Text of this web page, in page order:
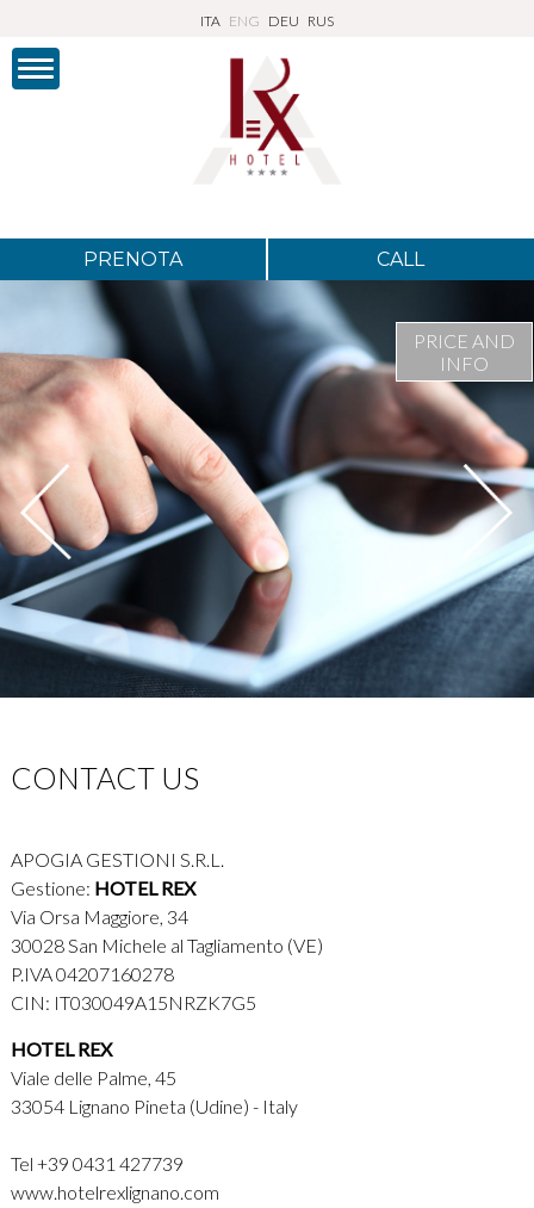
ITA ENG DEU RUS
PRICE AND
INFO
CALL
PRENOTA
CONTACT US
APOGIA GESTIONI S.R.L.
Gestione: HOTEL REX
Via Orsa Maggiore, 34
30028 San Michele al Tagliamento (VE)
P.IVA 04207160278
CIN: IT030049A15NRZK7G5
HOTEL REX
Viale delle Palme, 45
33054 Lignano Pineta (Udine) - Italy
Tel +39 0431 427739
www.hotelrexlignano.com